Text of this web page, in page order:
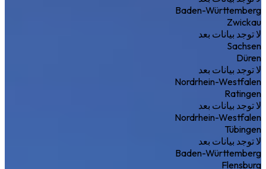
Baden-Württemberg
Zwickau
لا توجد بيانات بعد
Sachsen
Düren
لا توجد بيانات بعد
Nordrhein-Westfalen
Ratingen
لا توجد بيانات بعد
Nordrhein-Westfalen
Tübingen
لا توجد بيانات بعد
Baden-Württemberg
Flensburg